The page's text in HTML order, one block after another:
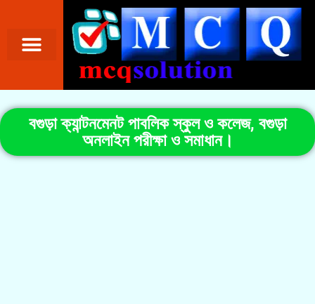
বগুড়া ক্যান্টনমেনট পাবলিক স্কুল ও কলেজ, বগুড়া
অনলাইন পরীক্ষা ও সমাধান।